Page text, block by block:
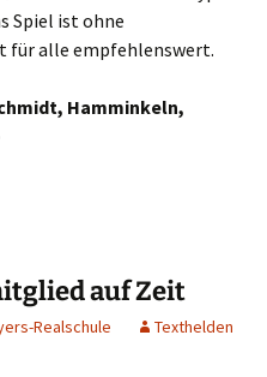
Spiel ist ohne
für alle empfehlenswert.
Hamminkeln,
auf Zeit
Realschule Texthelden